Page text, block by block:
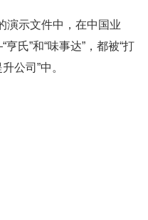
演示文件中，在中国业
氏”和“味事达”，都被“打
公司”中。